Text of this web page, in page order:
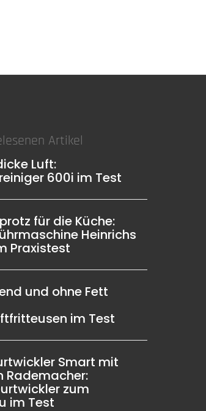
Artikel
Luft:
600i im Test
für die Küche:
Heinrichs
Praxistest
und ohne Fett
im Test
Smart mit
Rademacher:
zum
im Test